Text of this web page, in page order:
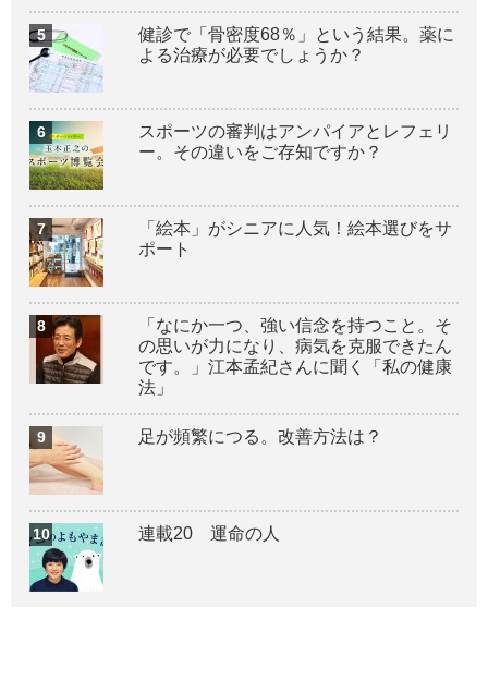
健診で「骨密度68％」という結果。薬に
よる治療が必要でしょうか？
スポーツの審判はアンパイアとレフェリ
ー。その違いをご存知ですか？
「絵本」がシニアに人気！絵本選びをサ
ポート
「なにか一つ、強い信念を持つこと。そ
の思いが力になり、病気を克服できたん
です。」江本孟紀さんに聞く「私の健康
法」
足が頻繁につる。改善方法は？
連載20 運命の人